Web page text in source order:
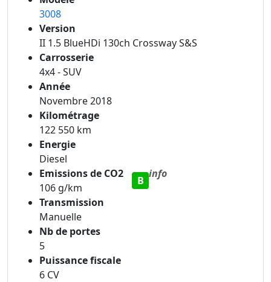
3008
Version
II 1.5 BlueHDi 130ch Crossway S&S
Carrosserie
4x4 - SUV
Année
Novembre 2018
Kilométrage
122 550 km
Energie
Diesel
Emissions de CO2
106 g/km
B
info
Transmission
Manuelle
Nb de portes
5
Puissance fiscale
6 CV